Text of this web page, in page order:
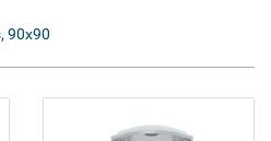
, 90x90